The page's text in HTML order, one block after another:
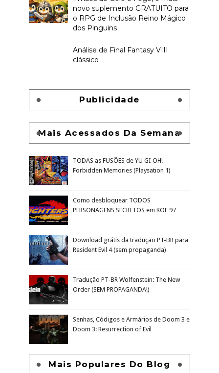
novo suplemento GRATUITO para
o RPG de Inclusão Reino Mágico
dos Pinguins
Análise de Final Fantasy VIII
clássico
Publicidade
Mais Acessados Da Semana
TODAS as FUSÕES de YU GI OH!
Forbidden Memories (Playsation 1)
Como desbloquear TODOS
PERSONAGENS SECRETOS em KOF 97
Download grátis da tradução PT-BR para
Resident Evil 4 (sem propaganda)
Tradução PT-BR Wolfenstein: The New
Order (SEM PROPAGANDA!)
Senhas, Códigos e Armários de Doom 3 e
Doom 3: Resurrection of Evil
Mais Populares Do Blog